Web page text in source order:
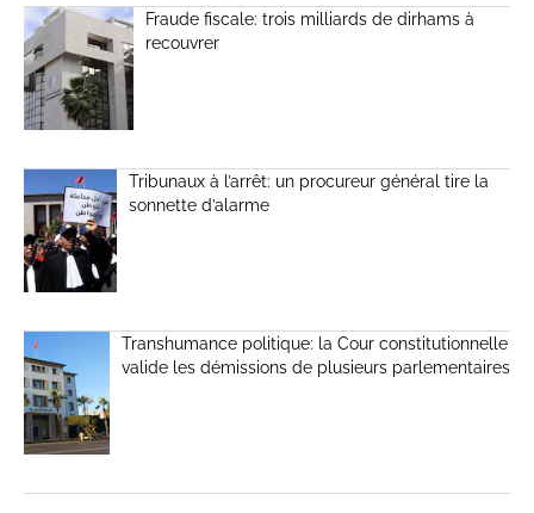
Fraude fiscale: trois milliards de dirhams à
recouvrer
Tribunaux à l’arrêt: un procureur général tire la
sonnette d’alarme
Transhumance politique: la Cour constitutionnelle
valide les démissions de plusieurs parlementaires